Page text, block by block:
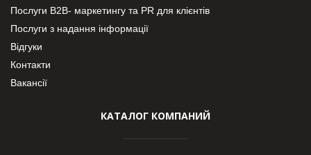
Послуги В2В- маркетингу та PR для клієнтів
Послуги з надання інформації
Відгуки
Контакти
Вакансії
КАТАЛОГ КОМПАНИЙ